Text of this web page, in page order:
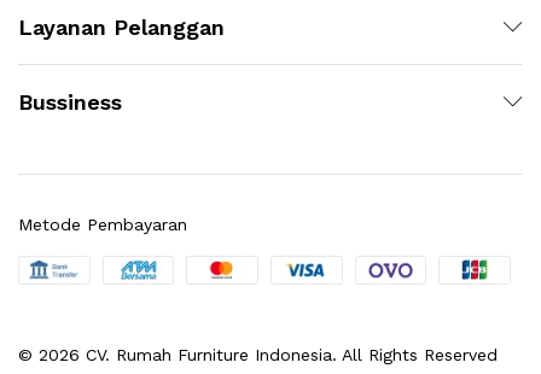
Layanan Pelanggan
Bussiness
© 2026 CV. Rumah Furniture Indonesia. All Rights Reserved
Metode Pembayaran